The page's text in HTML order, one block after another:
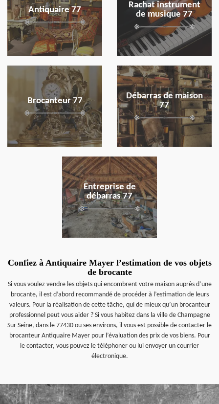
Antiquaire 77
Rachat instrument
de musique 77
Brocanteur 77
en savoir plus
Débarras de maison
77
en savoir plus
Entreprise de
débarras 77
en savoir plus
Confiez à Antiquaire Mayer l’estimation de vos objets
de brocante
Si vous voulez vendre les objets qui encombrent votre maison auprès d’une
brocante, il est d’abord recommandé de procéder à l’estimation de leurs
valeurs. Pour la réalisation de cette tâche, qui de mieux qu’un brocanteur
professionnel peut vous aider ? Si vous habitez dans la ville de Champagne
Sur Seine, dans le 77430 ou ses environs, il vous est possible de contacter le
brocanteur Antiquaire Mayer pour l’évaluation des prix de vos biens. Pour
le contacter, vous pouvez le téléphoner ou lui envoyer un courrier
électronique.